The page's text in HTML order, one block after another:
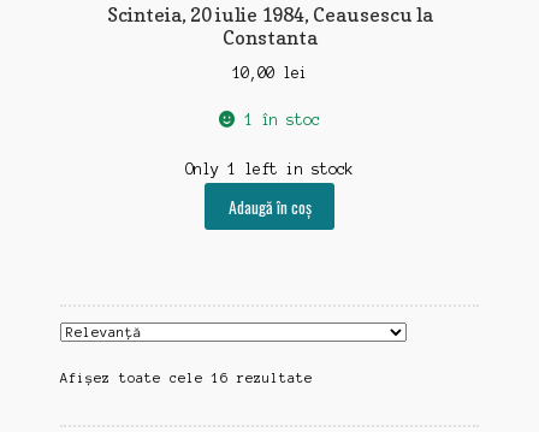
Scinteia, 20 iulie 1984, Ceausescu la
Constanta
10,00 lei
1 în stoc
Only 1 left in stock
Adaugă în coș
Afișez toate cele 16 rezultateSortat
cele